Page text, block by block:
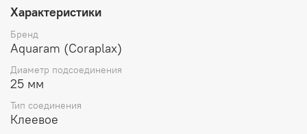
Характеристики
Бренд
Aquaram (Coraplax)
Диаметр подсоединения
25 мм
Тип соединения
Клеевое